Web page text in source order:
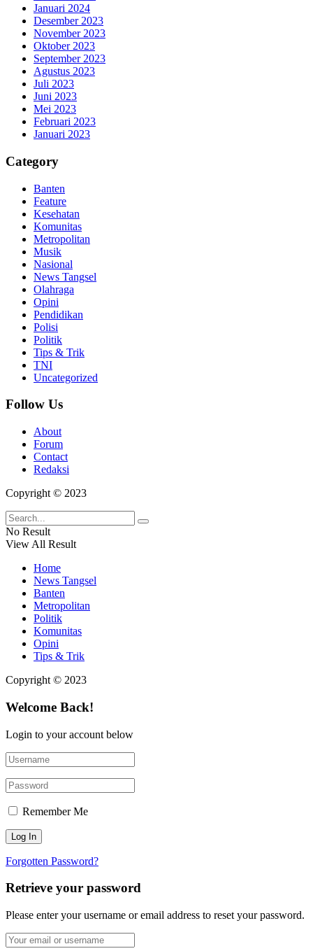
Januari 2024
Desember 2023
November 2023
Oktober 2023
September 2023
Agustus 2023
Juli 2023
Juni 2023
Mei 2023
Februari 2023
Januari 2023
Category
Banten
Feature
Kesehatan
Komunitas
Metropolitan
Musik
Nasional
News Tangsel
Olahraga
Opini
Pendidikan
Polisi
Politik
Tips & Trik
TNI
Uncategorized
Follow Us
About
Forum
Contact
Redaksi
Copyright © 2023
No Result
View All Result
Home
News Tangsel
Banten
Metropolitan
Politik
Komunitas
Opini
Tips & Trik
Copyright © 2023
Welcome Back!
Login to your account below
Remember Me
Forgotten Password?
Retrieve your password
Please enter your username or email address to reset your password.